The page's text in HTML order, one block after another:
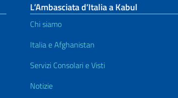
L’Ambasciata d’Italia a Kabul
Chi siamo
Italia e Afghanistan
Servizi Consolari e Visti
Notizie